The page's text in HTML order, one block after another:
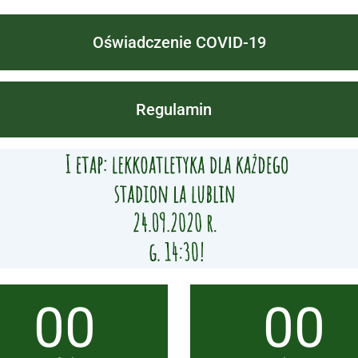
Oświadczenie COVID-19
Regulamin
00 00